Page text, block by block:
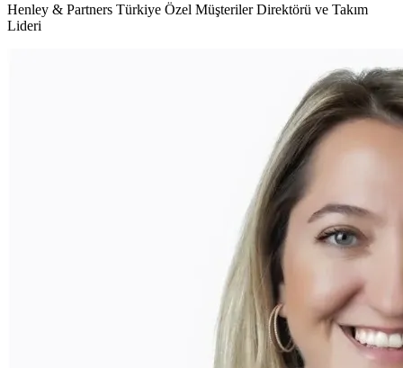
Henley & Partners Türkiye Özel Müşteriler Direktörü ve Takım
Lideri